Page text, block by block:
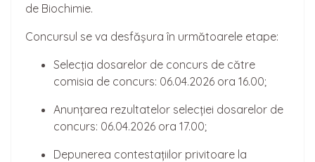
de Biochimie.
Concursul se va desfășura în următoarele etape:
Selecția dosarelor de concurs de către
comisia de concurs: 06.04.2026 ora 16.00;
Anunțarea rezultatelor selecției dosarelor de
concurs: 06.04.2026 ora 17.00;
Depunerea contestațiilor privitoare la